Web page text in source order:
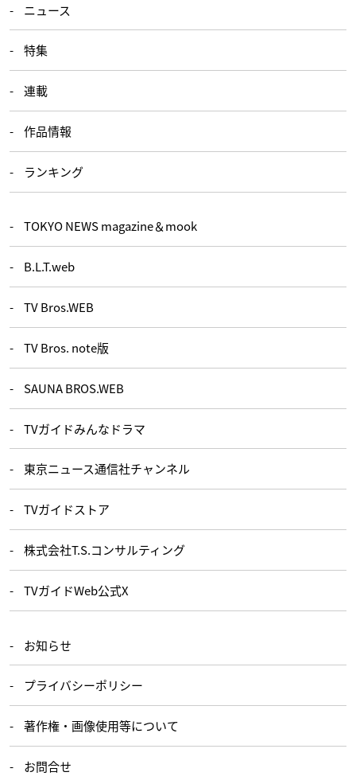
ニュース
特集
連載
作品情報
ランキング
TOKYO NEWS magazine＆mook
B.L.T.web
TV Bros.WEB
TV Bros. note版
SAUNA BROS.WEB
TVガイドみんなドラマ
東京ニュース通信社チャンネル
TVガイドストア
株式会社T.S.コンサルティング
TVガイドWeb公式X
お知らせ
プライバシーポリシー
著作権・画像使用等について
お問合せ